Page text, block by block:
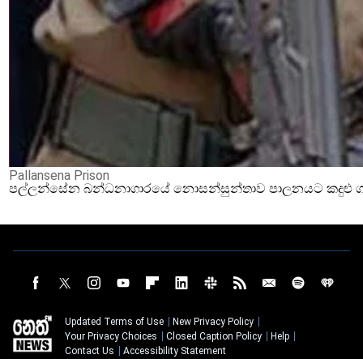
Pallansena Prison
පල්ලන්සේන බන්ධනාගාරයේ නොසන්සුන්තාව පාලනයට කදුළු
Updated Terms of Use
New Privacy Policy
Your Privacy Choices
Closed Caption Policy
Help
Contact Us
Accessibility Statement